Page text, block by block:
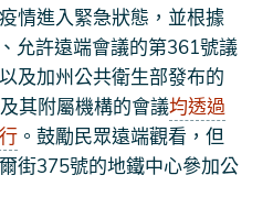
情進入緊急狀態，並根據
允許遠端會議的第361號議
及加州公共衛生部發布的
其附屬機構的會議均透過
。鼓勵民眾遠端觀看，但
街375號的地鐵中心參加公